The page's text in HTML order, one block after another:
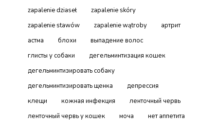
zapalenie dziaseł
zapalenie skóry
zapalenie stawów
zapalenie wątroby
артрит
астма
блохи
выпадение волос
глисты у собаки
дегельминтизация кошек
дегельминтизировать собаку
дегельминтизировать щенка
депрессия
клещи
кожная инфекция
ленточный червь
ленточный червь у кошек
моча
нет аппетита